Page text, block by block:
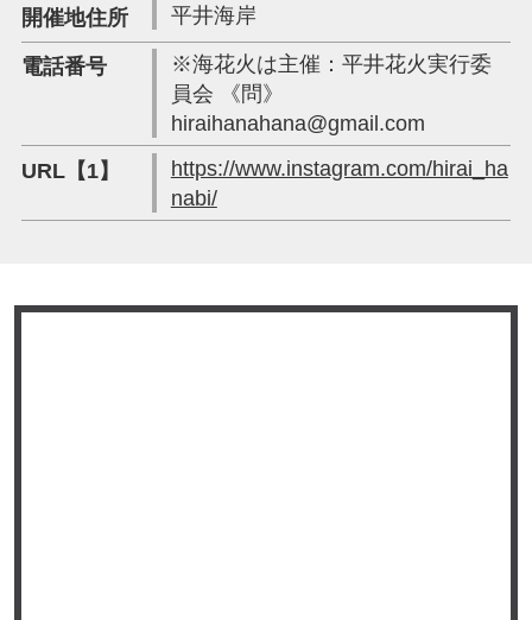
開催地住所 平井海岸
電話番号
※海花火は主催：平井花火実行委
員会 《問》
hiraihanahana@gmail.com
URL【1】
https://www.instagram.com/hirai_ha
nabi/